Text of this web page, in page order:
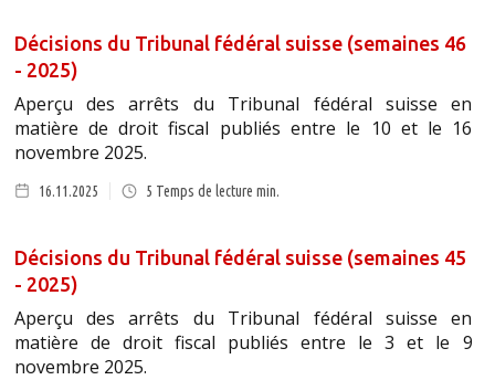
Décisions du Tribunal fédéral suisse (semaines 46
- 2025)
Aperçu des arrêts du Tribunal fédéral suisse en
matière de droit fiscal publiés entre le 10 et le 16
novembre 2025.
16.11.2025 5 Temps de lecture min.
Décisions du Tribunal fédéral suisse (semaines 45
- 2025)
Aperçu des arrêts du Tribunal fédéral suisse en
matière de droit fiscal publiés entre le 3 et le 9
novembre 2025.